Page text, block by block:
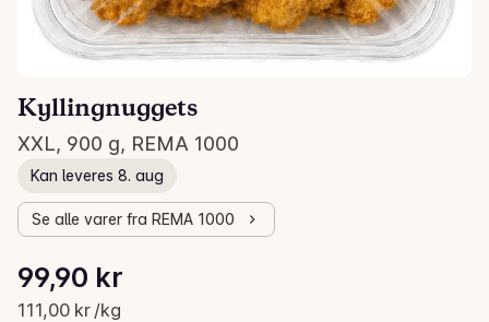
Kyllingnuggets
XXL, 900 g, REMA 1000
Kan leveres 8. aug
Se alle varer fra REMA 1000
Gjeldende pris er: 99,90 kr
99,90 kr
111,00 kr /kg
Stykkpris: 111,00 kr /kg